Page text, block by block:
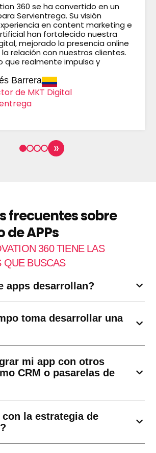
360 se ha convertido en un
Servientrega. Su visión
en content marketing e
han fortalecido nuestra
mejorado la presencia online
relación con nuestros clientes.
que realmente impulsa y
Barrera
de MKT Digital
»
frecuentes sobre
APPs
360 TIENE LAS
QUE BUSCAS
apps desarrollan?
toma desarrollar una
mi app con otros
CRM o pasarelas de
con la estrategia de